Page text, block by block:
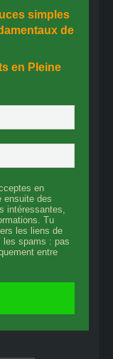
simples
de
en Pleine
en
ensuite des
intéressantes,
Tu
les liens de
les spams : pas
entre